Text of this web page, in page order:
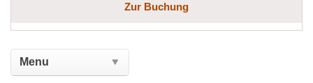
Zur Buchung